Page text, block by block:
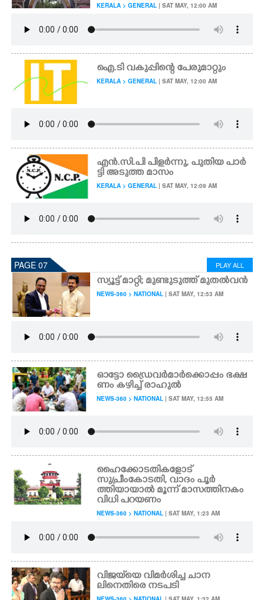
KERALA > GENERAL | SAT MAY, 12:00 AM
ഐ.ടി വകുപ്പിന്റെ പേരുമാറ്റും
KERALA > GENERAL | SAT MAY, 12:00 AM
എൻ.സി.പി പിളർന്നു, പുതിയ പാർ
ട്ടി അടുത്ത മാസം
KERALA > GENERAL | SAT MAY, 12:09 AM
PAGE 07 PLAY ALL
സ്യൂട്ട് മാറ്റി; മുണ്ടുടുത്ത് മുതൽവൻ
NEWS-360 > NATIONAL | SAT MAY, 12:53 AM
ഓട്ടോ ഡ്രൈവർമാർക്കൊപ്പം ഭക്ഷ
ണം കഴിച്ച് രാഹുൽ
NEWS-360 > NATIONAL | SAT MAY, 12:55 AM
ഹൈക്കോടതികളോട്
സുപ്രീംകോടതി, വാദം പൂർ
ത്തിയായാൽ മൂന്ന് മാസത്തിനകം
വിധി പറയണം
NEWS-360 > NATIONAL | SAT MAY, 1:23 AM
വിജയ്‌യെ വിമർശിച്ച ചാന
ലിനെതിരെ നടപടി